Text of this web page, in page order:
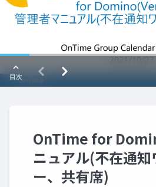
OnTime for
ニュアル(不在通知
ー、共有席)